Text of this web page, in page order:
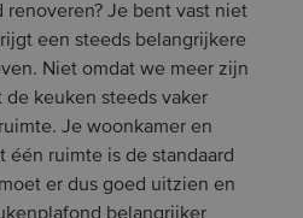
renoveren? Je bent vast niet
een steeds belangrijkere
Niet omdat we meer zijn
de keuken steeds vaker
Je woonkamer en
één ruimte is de standaard
er dus goed uitzien en